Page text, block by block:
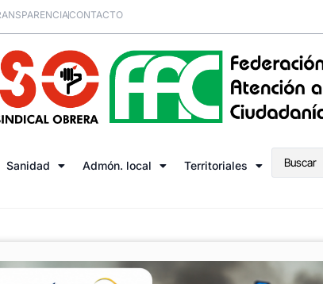
CONTACTO
Sanidad Admón. local Territoriales